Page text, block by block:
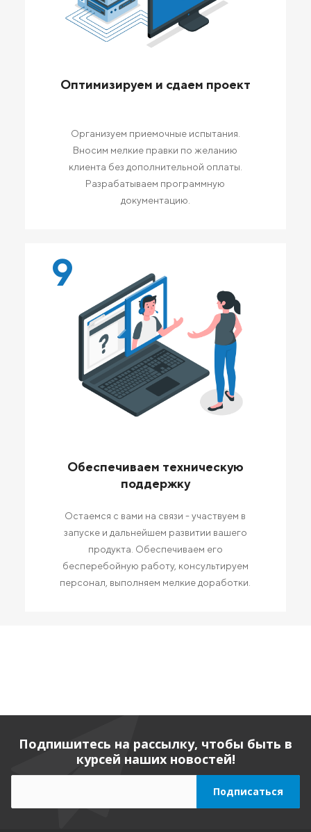
Оптимизируем и сдаем проект
Организуем приемочные испытания.
Вносим мелкие правки по желанию
клиента без дополнительной оплаты.
Разрабатываем программную
документацию.
9
Обеспечиваем техническую
поддержку
Остаемся с вами на связи - участвуем в
запуске и дальнейшем развитии вашего
продукта. Обеспечиваем его
бесперебойную работу, консультируем
персонал, выполняем мелкие доработки.
Подпишитесь на рассылку, чтобы быть в
курсей наших новостей!